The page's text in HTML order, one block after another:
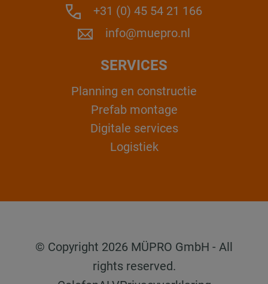
+31 (0) 45 54 21 166
info@muepro.nl
SERVICES
Planning en constructie
Prefab montage
Digitale services
Logistiek
© Copyright 2026 MÜPRO GmbH - All
rights reserved.